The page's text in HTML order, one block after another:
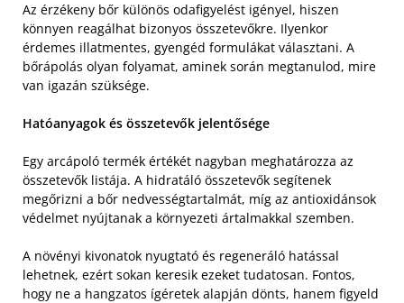
Az érzékeny bőr különös odafigyelést igényel, hiszen
könnyen reagálhat bizonyos összetevőkre. Ilyenkor
érdemes illatmentes, gyengéd formulákat választani. A
bőrápolás olyan folyamat, aminek során megtanulod, mire
van igazán szüksége.
Hatóanyagok és összetevők jelentősége
Egy arcápoló termék értékét nagyban meghatározza az
összetevők listája. A hidratáló összetevők segítenek
megőrizni a bőr nedvességtartalmát, míg az antioxidánsok
védelmet nyújtanak a környezeti ártalmakkal szemben.
A növényi kivonatok nyugtató és regeneráló hatással
lehetnek, ezért sokan keresik ezeket tudatosan. Fontos,
hogy ne a hangzatos ígéretek alapján dönts, hanem figyeld